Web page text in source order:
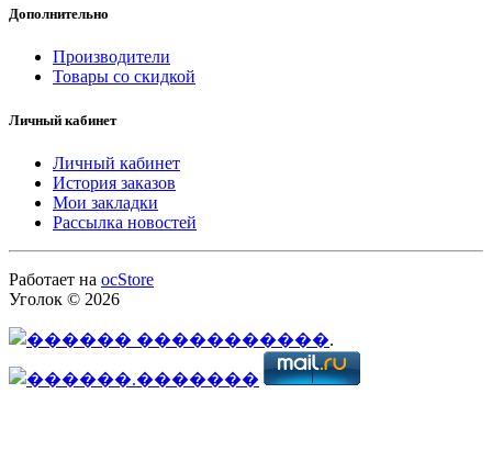
Дополнительно
Производители
Товары со скидкой
Личный кабинет
Личный кабинет
История заказов
Мои закладки
Рассылка новостей
Работает на ocStore
Уголок © 2026
.